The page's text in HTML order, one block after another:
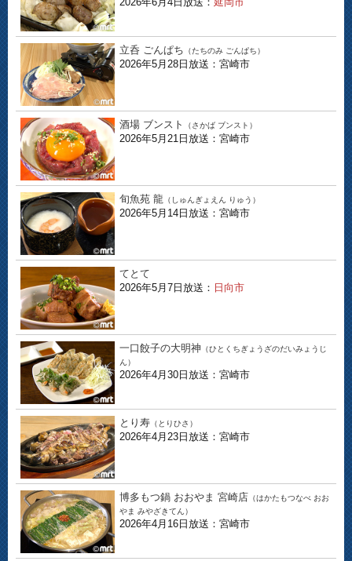
立呑 ごんぱち （たちのみ ごんぱち）
2026年5月28日放送：宮崎市
酒場 ブンスト （さかば ブンスト）
2026年5月21日放送：宮崎市
旬魚苑 龍 （しゅんぎょえん りゅう）
2026年5月14日放送：宮崎市
てとて
2026年5月7日放送： 日向市
一口餃子の大明神 （ひとくちぎょうざのだいみょうじ
ん）
2026年4月30日放送：宮崎市
とり寿 （とりひさ）
2026年4月23日放送：宮崎市
博多もつ鍋 おおやま 宮崎店 （はかたもつなべ おお
やま みやざきてん）
2026年4月16日放送：宮崎市